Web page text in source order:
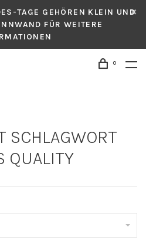
TAGE GEHÖREN KLEIN UND
FÜR WEITERE
0
SCHLAGWORT
QUALITY